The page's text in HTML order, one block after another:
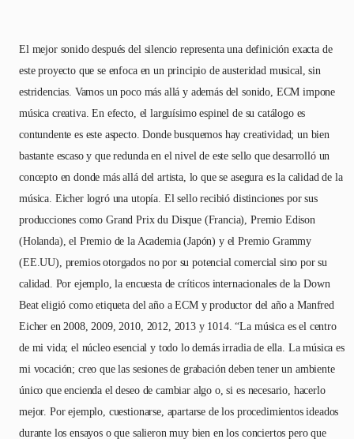
El mejor sonido después del silencio representa una definición exacta de
este proyecto que se enfoca en un principio de austeridad musical, sin
estridencias. Vamos un poco más allá y además del sonido, ECM impone
música creativa. En efecto, el larguísimo espinel de su catálogo es
contundente es este aspecto. Donde busquemos hay creatividad; un bien
bastante escaso y que redunda en el nivel de este sello que desarrolló un
concepto en donde más allá del artista, lo que se asegura es la calidad de la
música. Eicher logró una utopía. El sello recibió distinciones por sus
producciones como Grand Prix du Disque (Francia), Premio Edison
(Holanda), el Premio de la Academia (Japón) y el Premio Grammy
(EE.UU), premios otorgados no por su potencial comercial sino por su
calidad. Por ejemplo, la encuesta de críticos internacionales de la Down
Beat eligió como etiqueta del año a ECM y productor del año a Manfred
Eicher en 2008, 2009, 2010, 2012, 2013 y 1014. “La música es el centro
de mi vida; el núcleo esencial y todo lo demás irradia de ella. La música es
mi vocación; creo que las sesiones de grabación deben tener un ambiente
único que encienda el deseo de cambiar algo o, si es necesario, hacerlo
mejor. Por ejemplo, cuestionarse, apartarse de los procedimientos ideados
durante los ensayos o que salieron muy bien en los conciertos pero que